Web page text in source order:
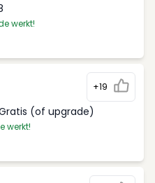
werkt!
+19
(of upgrade)
werkt!